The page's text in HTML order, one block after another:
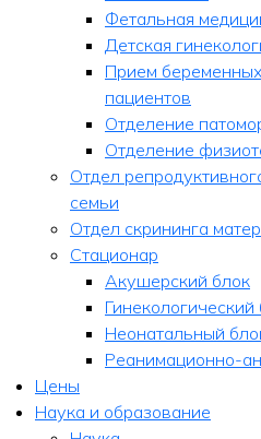
Фетальная
Детская
Прием
пациентов
Отделение
Отделение
Отдел
семьи
Отдел скрининга
Стационар
Акушерский блок
Гинекологический
Неонатальный
Реанимационно-
Цены
Наука и образование